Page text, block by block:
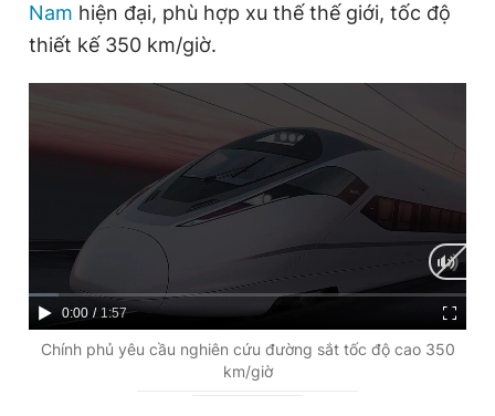
Tổng biên tập: Nguyễn Ngọc Toàn
Phó tổng biên tập thường trực: Hải Thành
Phó tổng biên tập: Lâm Hiếu Dũng
Tổng thư ký tòa soạn: Đức Trung
Giấy phép xuất bản số 110/GP - BTTTT cấp ngày 24.3.2020
© 2003-2026 Bản quyền thuộc về Báo Thanh Niên. Cấm sao
chép dưới mọi hình thức nếu không có sự chấp thuận bằng văn
bản. Phát triển bởi ePi Technologies, JSC.
Nam hiện đại, phù hợp xu thế thế giới, tốc độ
thiết kế 350 km/giờ.
C
u
0:00 / D
u
1:57
Chính phủ yêu cầu nghiên cứu đường sắt tốc độ cao 350
km/giờ